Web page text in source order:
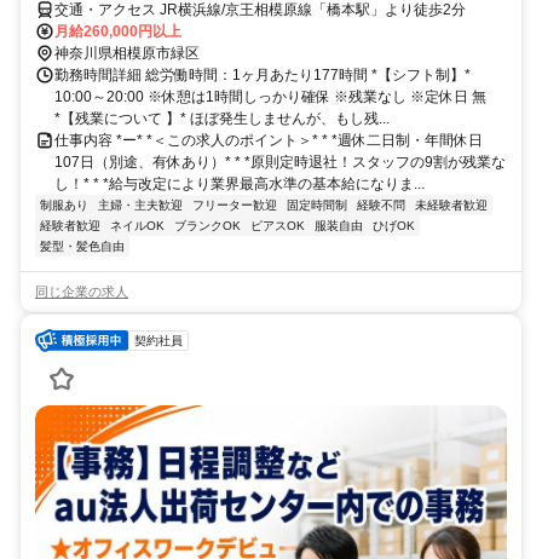
交通・アクセス JR横浜線/京王相模原線「橋本駅」より徒歩2分
月給260,000円以上
神奈川県相模原市緑区
勤務時間詳細 総労働時間：1ヶ月あたり177時間 *【シフト制】*
10:00～20:00 ※休憩は1時間しっかり確保 ※残業なし ※定休日 無
*【残業について 】* ほぼ発生しませんが、もし残...
仕事内容 *ー* *＜この求人のポイント＞* * *週休二日制・年間休日
107日（別途、有休あり）* * *原則定時退社！スタッフの9割が残業な
し！* * *給与改定により業界最高水準の基本給になりま...
制服あり 主婦・主夫歓迎 フリーター歓迎 固定時間制 経験不問
未経験者歓迎
経験者歓迎
ネイルOK ブランクOK ピアスOK 服装自由
ひげOK
髪型・髪色自由
同じ企業の求人
契約社員